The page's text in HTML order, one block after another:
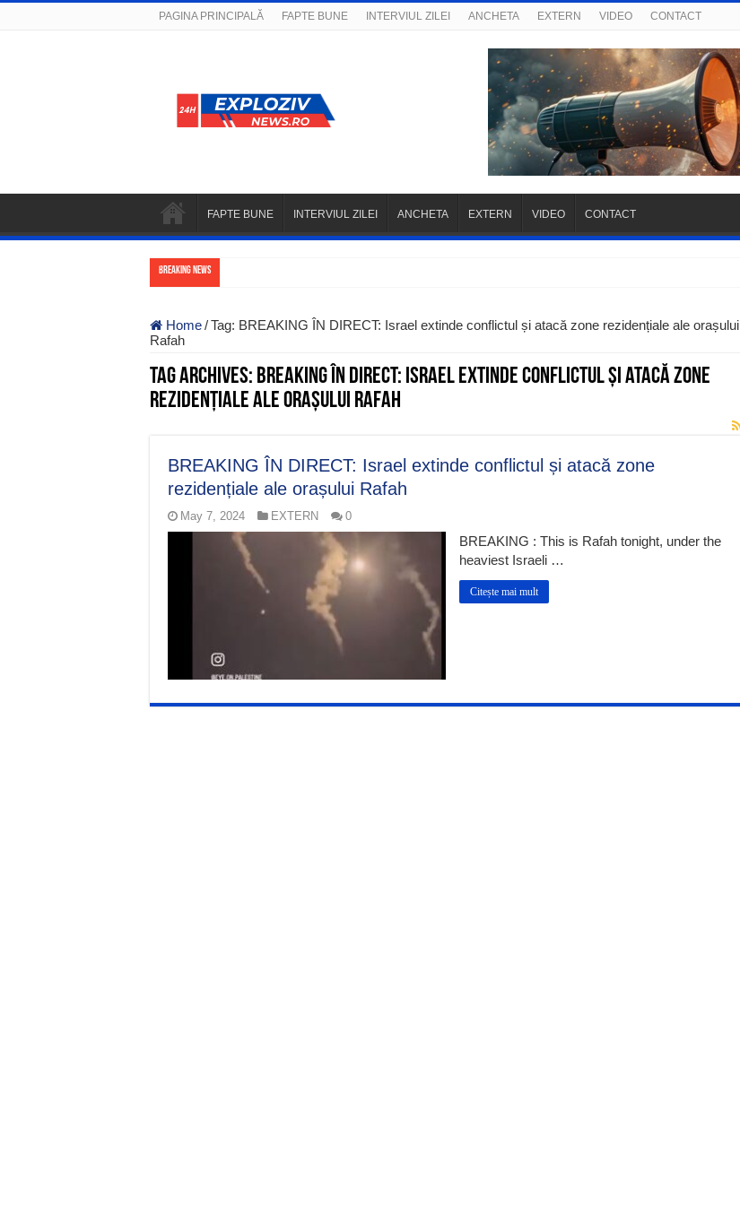
PAGINA PRINCIPALĂ FAPTE BUNE INTERVIUL ZILEI ANCHETA EXTERN VIDEO CONTACT
FAPTE BUNE INTERVIUL ZILEI ANCHETA EXTERN VIDEO CONTACT
Breaking News
Home/Tag: BREAKING ÎN DIRECT: Israel extinde conflictul și atacă zone rezidențiale ale orașului
Rafah
Tag Archives: BREAKING ÎN DIRECT: Israel extinde conflictul și atacă zone
rezidențiale ale orașului Rafah
BREAKING ÎN DIRECT: Israel extinde conflictul și atacă zone
rezidențiale ale orașului Rafah
May 7, 2024 EXTERN 0
BREAKING : This is Rafah tonight, under the
heaviest Israeli …
Citește mai mult